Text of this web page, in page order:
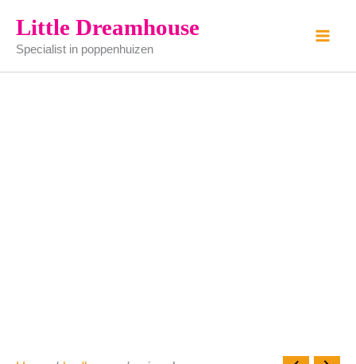
naar
inhoud
Little Dreamhouse
Specialist in poppenhuizen
aantal